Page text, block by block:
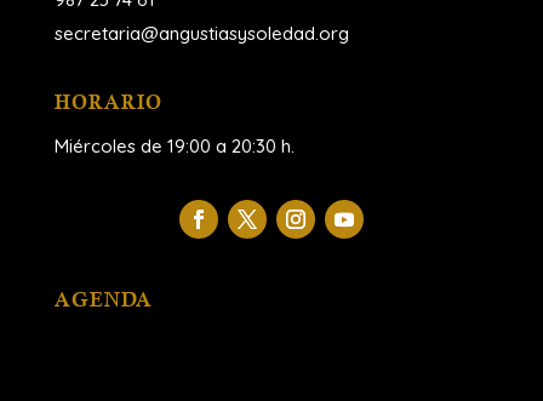
secretaria@angustiasysoledad.org
HORARIO
Miércoles de 19:00 a 20:30 h.
AGENDA